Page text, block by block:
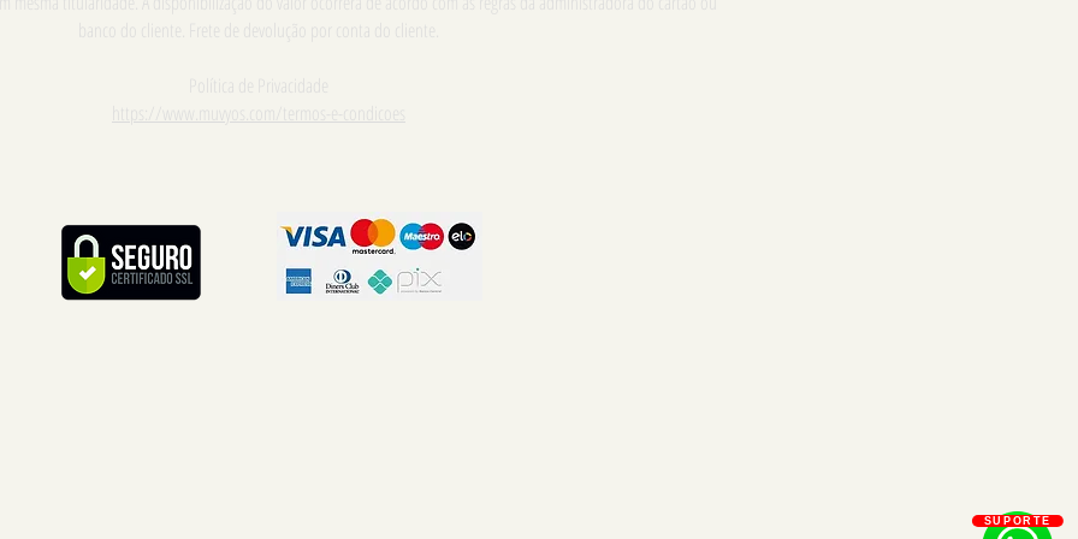
banco do cliente. Frete de devolução por conta do cliente.
Política de Privacidade
https://www.muvyos.com/termos-e-condicoes
SUPORTE